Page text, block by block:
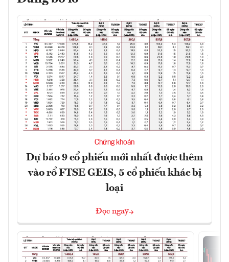
Chứng khoán
Dự báo 9 cổ phiếu mới nhất được thêm
vào rổ FTSE GEIS, 5 cổ phiếu khác bị
loại
Đọc ngay